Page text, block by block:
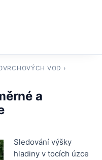
VOD ›
a
Sledování výšky
hladiny v tocích úzce